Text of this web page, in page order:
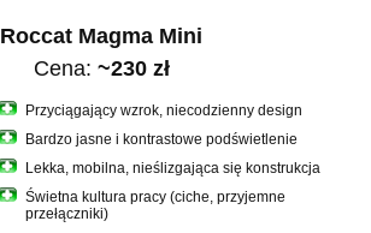
Roccat Magma Mini
Cena: ~230 zł
Przyciągający wzrok, niecodzienny design
Bardzo jasne i kontrastowe podświetlenie
Lekka, mobilna, nieślizgająca się konstrukcja
Świetna kultura pracy (ciche, przyjemne
przełączniki)